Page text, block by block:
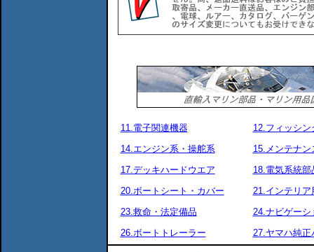
11.電子関連機器
12.フィッシン
14.エンジン系・操舵系
15.メンテナン
17.デッキハードウエア
18.電気系統部
20.ボートシート・カバー
21.インテリア
23.救命・法定備品
24.ナビゲーシ
26.ボートトレーラー
27.ヤマハ純正